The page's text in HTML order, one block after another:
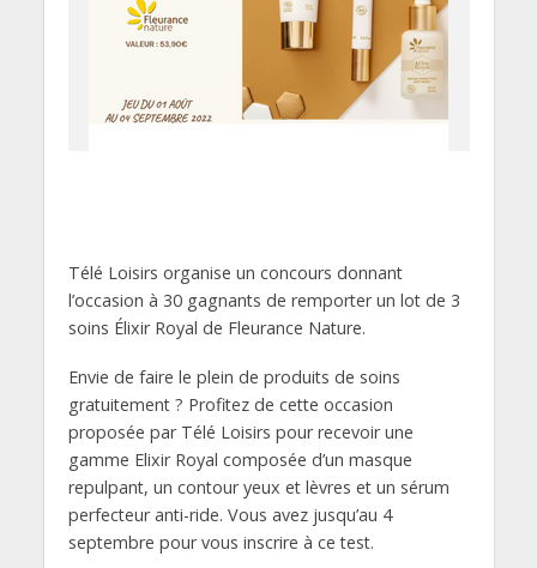
Télé Loisirs organise un concours donnant
l’occasion à 30 gagnants de remporter un lot de 3
soins Élixir Royal de Fleurance Nature.
Envie de faire le plein de produits de soins
gratuitement ? Profitez de cette occasion
proposée par Télé Loisirs pour recevoir une
gamme Elixir Royal composée d’un masque
repulpant, un contour yeux et lèvres et un sérum
perfecteur anti-ride. Vous avez jusqu’au 4
septembre pour vous inscrire à ce test.